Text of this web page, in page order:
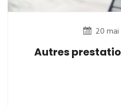
20
Autres